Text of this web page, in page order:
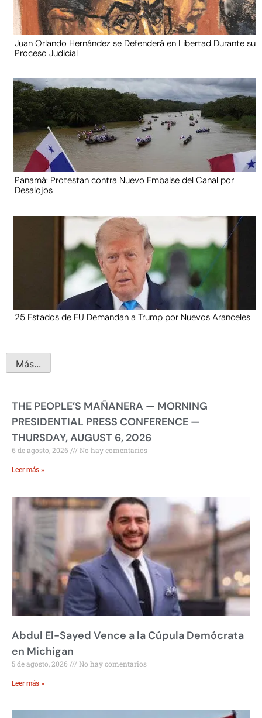
Juan Orlando Hernández se Defenderá en Libertad Durante su
Proceso Judicial
Panamá: Protestan contra Nuevo Embalse del Canal por
Desalojos
25 Estados de EU Demandan a Trump por Nuevos Aranceles
Más...
THE PEOPLE’S MAÑANERA — MORNING
PRESIDENTIAL PRESS CONFERENCE —
THURSDAY, AUGUST 6, 2026
6 de agosto, 2026 No hay comentarios
Leer más »
Abdul El-Sayed Vence a la Cúpula Demócrata
en Michigan
5 de agosto, 2026 No hay comentarios
Leer más »